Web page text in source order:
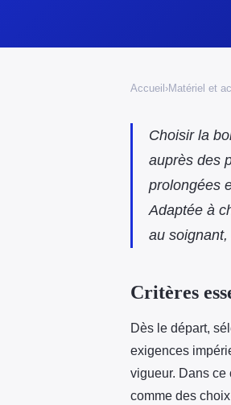
Accueil ›Matériel et
Choisir la
auprès des
prolongées
Adaptée à
au
Critères
Dès le départ,
exigences
vigueur. Dans ce
comme des